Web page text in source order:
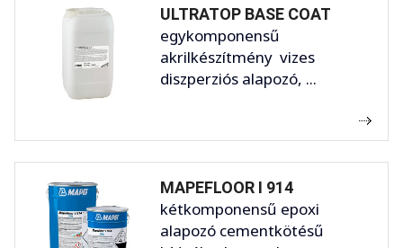
ULTRATOP BASE COAT
egykomponensű
akrilkészítmény vizes
diszperziós alapozó, ...
MAPEFLOOR I 914
kétkomponensű epoxi
alapozó cementkötésű